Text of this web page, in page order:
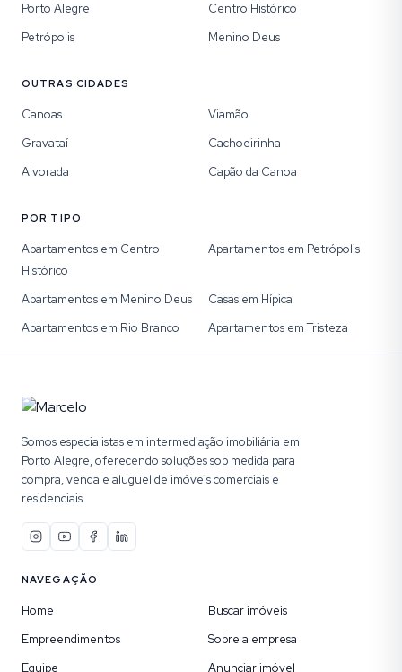
Porto Alegre
Centro Histórico
Petrópolis
Menino Deus
OUTRAS CIDADES
Canoas
Viamão
Gravataí
Cachoeirinha
Alvorada
Capão da Canoa
POR TIPO
Apartamentos em Centro
Histórico
Apartamentos em Petrópolis
Apartamentos em Menino Deus
Casas em Hípica
Apartamentos em Rio Branco
Apartamentos em Tristeza
Somos especialistas em intermediação imobiliária em
Porto Alegre, oferecendo soluções sob medida para
compra, venda e aluguel de imóveis comerciais e
residenciais.
NAVEGAÇÃO
Home
Buscar imóveis
Empreendimentos
Sobre a empresa
Equipe
Anunciar imóvel